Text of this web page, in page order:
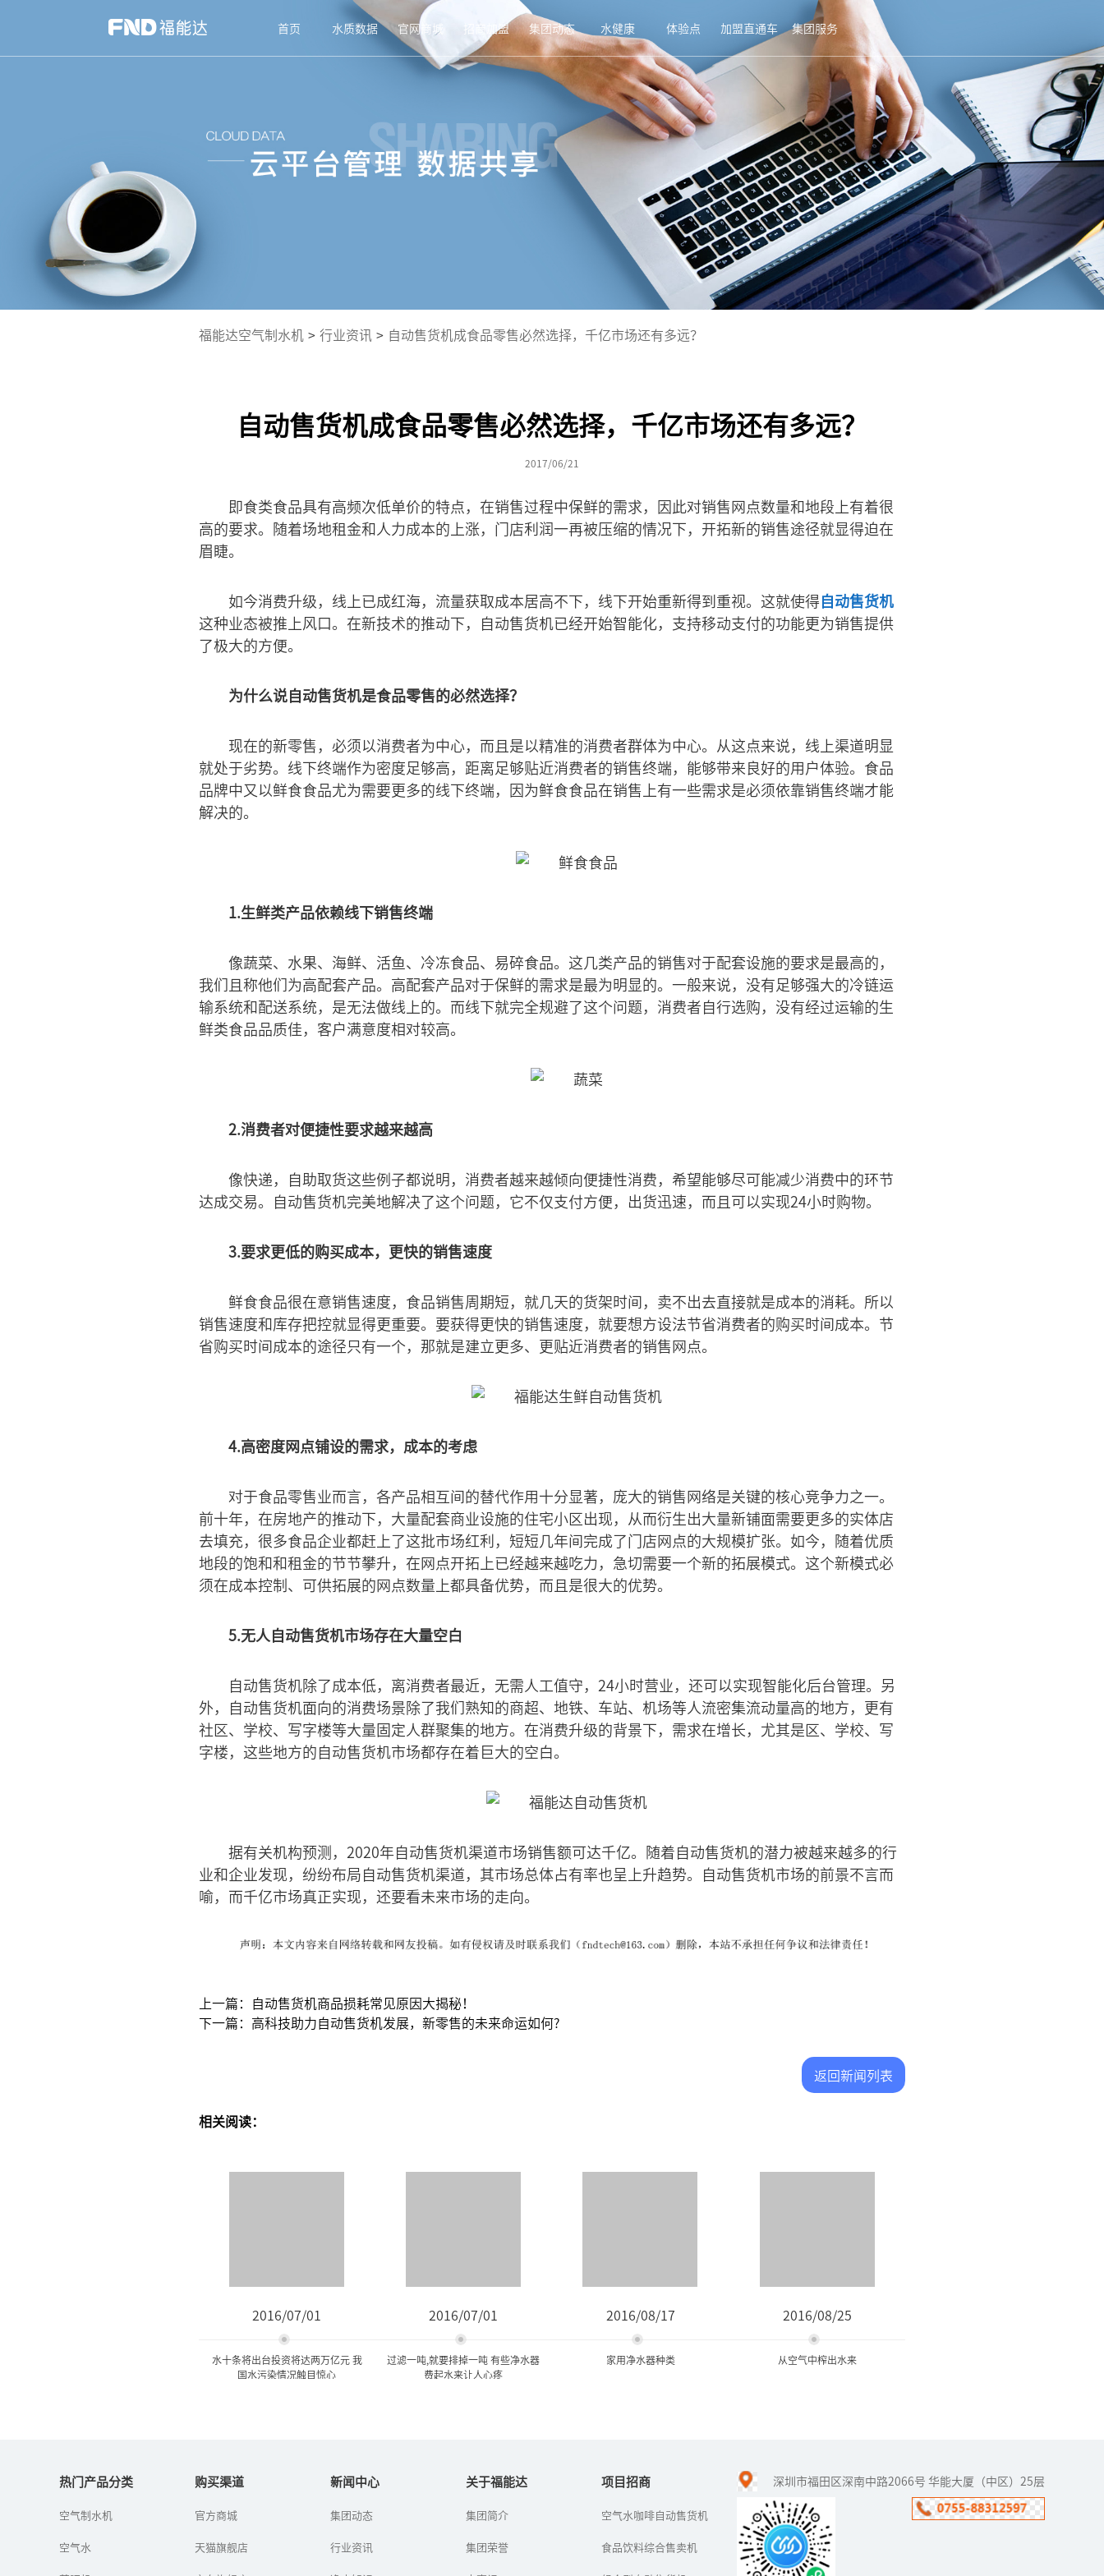
首页 水质数据 官网商城 招商加盟 集团动态 水健康 体验点 加盟直通车 集团服务
福能达空气制水机 > 行业资讯 > 自动售货机成食品零售必然选择，千亿市场还有多远？
自动售货机成食品零售必然选择，千亿市场还有多远？
2017/06/21
即食类食品具有高频次低单价的特点，在销售过程中保鲜的需求，因此对销售网点数量和地段上有着很
高的要求。随着场地租金和人力成本的上涨，门店利润一再被压缩的情况下，开拓新的销售途径就显得迫在
眉睫。
如今消费升级，线上已成红海，流量获取成本居高不下，线下开始重新得到重视。这就使得自动售货机
这种业态被推上风口。在新技术的推动下，自动售货机已经开始智能化，支持移动支付的功能更为销售提供
了极大的方便。
为什么说自动售货机是食品零售的必然选择？
现在的新零售，必须以消费者为中心，而且是以精准的消费者群体为中心。从这点来说，线上渠道明显
就处于劣势。线下终端作为密度足够高，距离足够贴近消费者的销售终端，能够带来良好的用户体验。食品
品牌中又以鲜食食品尤为需要更多的线下终端，因为鲜食食品在销售上有一些需求是必须依靠销售终端才能
解决的。
1.生鲜类产品依赖线下销售终端
像蔬菜、水果、海鲜、活鱼、冷冻食品、易碎食品。这几类产品的销售对于配套设施的要求是最高的，
我们且称他们为高配套产品。高配套产品对于保鲜的需求是最为明显的。一般来说，没有足够强大的冷链运
输系统和配送系统，是无法做线上的。而线下就完全规避了这个问题，消费者自行选购，没有经过运输的生
鲜类食品品质佳，客户满意度相对较高。
2.消费者对便捷性要求越来越高
像快递，自助取货这些例子都说明，消费者越来越倾向便捷性消费，希望能够尽可能减少消费中的环节
达成交易。自动售货机完美地解决了这个问题，它不仅支付方便，出货迅速，而且可以实现24小时购物。
3.要求更低的购买成本，更快的销售速度
鲜食食品很在意销售速度，食品销售周期短，就几天的货架时间，卖不出去直接就是成本的消耗。所以
销售速度和库存把控就显得更重要。要获得更快的销售速度，就要想方设法节省消费者的购买时间成本。节
省购买时间成本的途径只有一个，那就是建立更多、更贴近消费者的销售网点。
4.高密度网点铺设的需求，成本的考虑
对于食品零售业而言，各产品相互间的替代作用十分显著，庞大的销售网络是关键的核心竞争力之一。
前十年，在房地产的推动下，大量配套商业设施的住宅小区出现，从而衍生出大量新铺面需要更多的实体店
去填充，很多食品企业都赶上了这批市场红利，短短几年间完成了门店网点的大规模扩张。如今，随着优质
地段的饱和和租金的节节攀升，在网点开拓上已经越来越吃力，急切需要一个新的拓展模式。这个新模式必
须在成本控制、可供拓展的网点数量上都具备优势，而且是很大的优势。
5.无人自动售货机市场存在大量空白
自动售货机除了成本低，离消费者最近，无需人工值守，24小时营业，还可以实现智能化后台管理。另
外，自动售货机面向的消费场景除了我们熟知的商超、地铁、车站、机场等人流密集流动量高的地方，更有
社区、学校、写字楼等大量固定人群聚集的地方。在消费升级的背景下，需求在增长，尤其是区、学校、写
字楼，这些地方的自动售货机市场都存在着巨大的空白。
据有关机构预测，2020年自动售货机渠道市场销售额可达千亿。随着自动售货机的潜力被越来越多的行
业和企业发现，纷纷布局自动售货机渠道，其市场总体占有率也呈上升趋势。自动售货机市场的前景不言而
喻，而千亿市场真正实现，还要看未来市场的走向。
上一篇：自动售货机商品损耗常见原因大揭秘！
下一篇：高科技助力自动售货机发展，新零售的未来命运如何?
返回新闻列表
相关阅读：
2016/07/01
水十条将出台投资将达两万亿元 我
国水污染情况触目惊心
水十条”的《水污染防治
得国务院常委会通过，有
2016/07/01
过滤一吨,就要排掉一吨 有些净水器
费起水来让人心疼
如今，市民越来越注意饮
人越来越多。就算家里不
2016/08/17
家用净水器种类
在许多家庭都用上了净水
浴用水都可以用到净水机
2016/08/25
从空气中榨出水来
石油用完了，汽车还能
跑。水用完了，人类怎么
办？——这是福能达公司在
世界水日到来之时，对人
类生存环境的思考，对健
热门产品分类
空气制水机
空气水
购买渠道
官方商城
天猫旗舰店
新闻中心
集团动态
行业资讯
关于福能达
集团简介
集团荣誉
项目招商
空气水咖啡自动售货机
食品饮料综合售卖机
深圳市福田区深南中路2066号 华能大厦（中区）25层